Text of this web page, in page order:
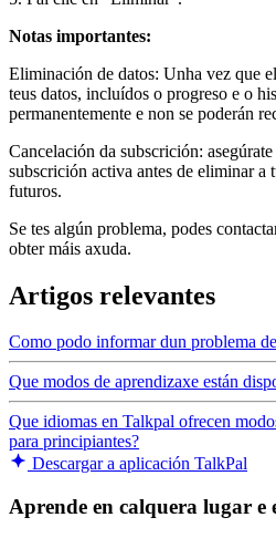
Notas importantes:
Eliminación de datos: Unha vez que
teus datos, incluídos o progreso e o
permanentemente e non se poderán
Cancelación da subscrición:
subscrición activa antes de eliminar a
futuros.
Se tes algún problema, podes
obter máis axuda.
Artigos relevantes
Como podo informar dun problema
Que modos de aprendizaxe están
Que idiomas en Talkpal ofrecen
para principiantes?
Descargar a aplicación TalkPal
Aprende en calquera lugar e